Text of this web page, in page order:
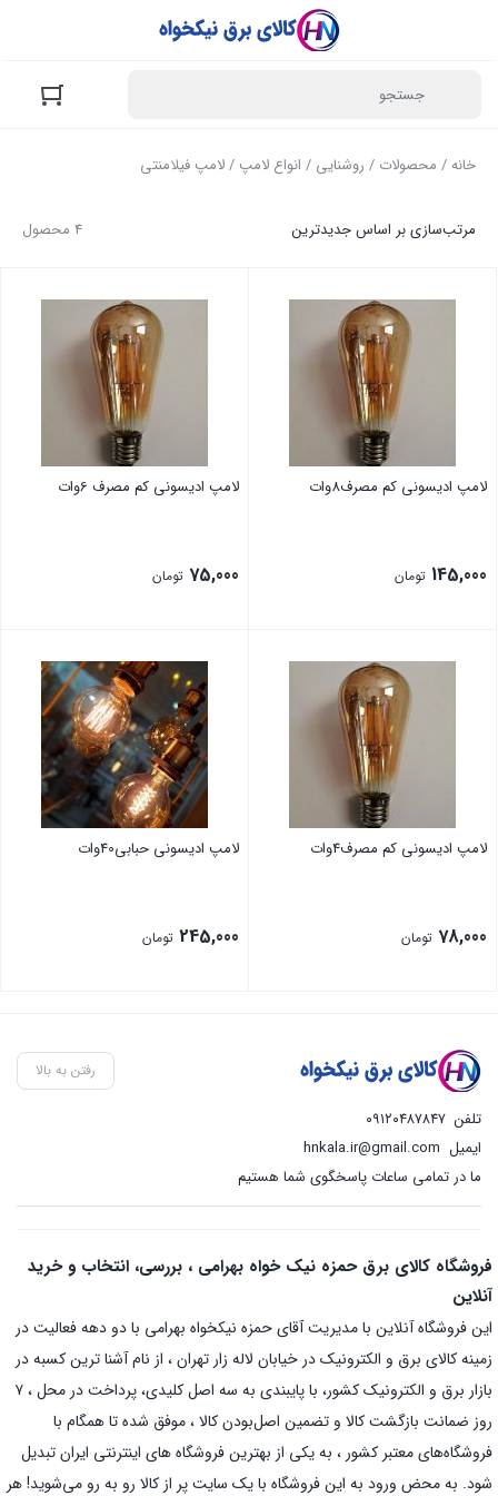
خانه/ محصولات / روشنایی / انواع لامپ / لامپ فیلامنتی
4 محصول مرتب‌سازی بر اساس جدیدترین
لامپ ادیسونی کم مصرف8وات
145,000 تومان
لامپ ادیسونی کم مصرف 6وات
75,000 تومان
لامپ ادیسونی کم مصرف4وات
78,000 تومان
لامپ ادیسونی حبابی40وات
245,000 تومان
رفتن به بالا
تلفن ۰۹۱۲۰۴۸۷۸۴۷
ایمیل hnkala.ir@gmail.com
ما در تمامی ساعات پاسخگوی شما هستیم
فروشگاه کالای برق حمزه نیک خواه بهرامی ، بررسی، انتخاب و خرید
آنلاین
این فروشگاه آنلاین با مدیریت آقای حمزه نیکخواه بهرامی با دو دهه فعالیت در
زمینه کالای برق و الکترونیک در خیابان لاله زار تهران ، از نام آشنا ترین کسبه در
بازار برق و الکترونیک کشور، با پایبندی به سه اصل کلیدی، پرداخت در محل ، ۷
روز ضمانت بازگشت کالا و تضمین اصل‌بودن کالا ، موفق شده تا همگام با
فروشگاه‌های معتبر کشور ، به یکی از بهترین فروشگاه های اینترنتی ایران تبدیل
شود. به محض ورود به این فروشگاه با یک سایت پر از کالا رو به رو می‌شوید! هر